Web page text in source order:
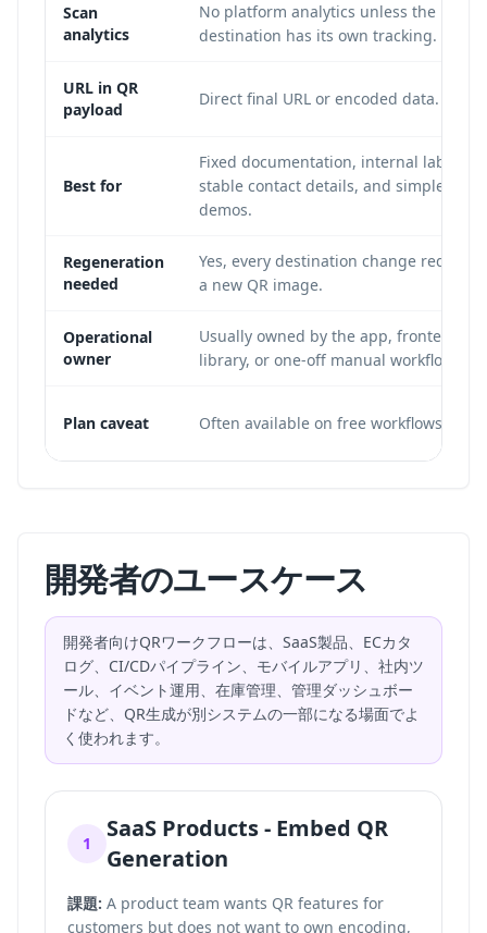
Scan
analytics
No platform analytics unless the
destination has its own tracking.
URL in QR
payload
Direct final URL or encoded data.
Best for
Fixed documentation, internal labels,
stable contact details, and simple
demos.
Regeneration
needed
Yes, every destination change requires
a new QR image.
Operational
owner
Usually owned by the app, frontend
library, or one-off manual workflow.
Plan caveat Often available on free workflows.
開発者のユースケース
開発者向けQRワークフローは、SaaS製品、ECカタ
ログ、CI/CDパイプライン、モバイルアプリ、社内ツ
ール、イベント運用、在庫管理、管理ダッシュボー
ドなど、QR生成が別システムの一部になる場面でよ
く使われます。
1
SaaS Products - Embed QR
Generation
課題: A product team wants QR features for
customers but does not want to own encoding,